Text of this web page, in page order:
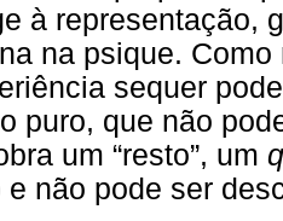
à representação,
na psique.
sequer
puro, que não
um “resto”, um
e não pode ser